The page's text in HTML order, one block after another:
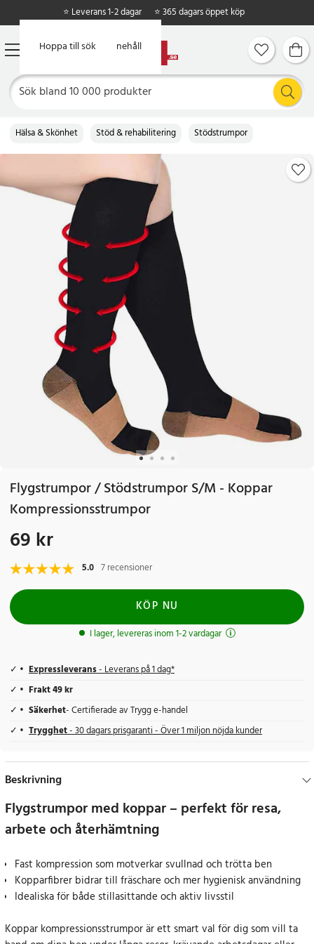
Hoppa till huvudinnehåll
Hoppa till sök
⭐ Leverans 1-2 dagar ⭐ 365 dagars öppet köp
Hälsa & Skönhet Stöd & rehabilitering Stödstrumpor
Flygstrumpor / Stödstrumpor S/M - Koppar
Kompressionsstrumpor
Pris: 69 kr
69 kr
5.0 7 recensioner
KÖP NU
I lager, levereras inom 1-2 vardagar
Expressleverans- Leverans på 1 dag*
Frakt 49 kr
Säkerhet- Certifierade av Trygg e-handel
Trygghet- 30 dagars prisgaranti - Över 1 miljon nöjda kunder
Beskrivning
Flygstrumpor med koppar – perfekt för resa,
arbete och återhämtning
Fast kompression som motverkar svullnad och trötta ben
Kopparfibrer bidrar till fräschare och mer hygienisk användning
Idealiska för både stillasittande och aktiv livsstil
Koppar kompressionsstrumpor är ett smart val för dig som vill ta